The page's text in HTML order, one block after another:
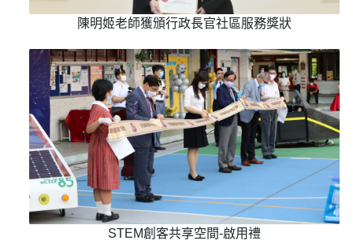
陳明姬老師獲頒行政長官社區服務獎狀
STEM創客共享空間-啟用禮